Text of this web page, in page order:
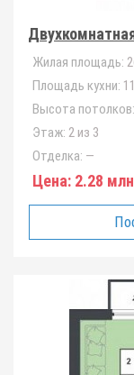
Жилая площадь:
Площадь кухни:
Высота потолков:
Этаж: 2 из 3
Отделка: —
Цена: 2.28